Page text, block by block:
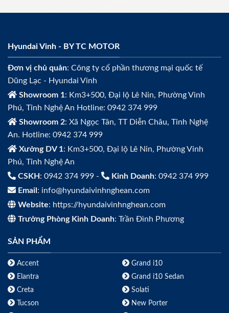
Hyundai Vinh - BY TC MOTOR
Đơn vị chủ quản: Công ty cổ phần thương mại quốc tế
Dũng Lạc - Hyundai Vinh
Showroom 1: Km3+500, Đại lộ Lê Nin, Phường Vinh
Phú, Tỉnh Nghệ An Hotline: 0942 374 999
Showroom 2: Xã Ngọc Tân, TT Diễn Châu, Tỉnh Nghệ
An. Hotline: 0942 374 999
Xưởng DV 1: Km3+500, Đại lộ Lê Nin, Phường Vinh
Phú, Tỉnh Nghệ An
CSKH : 0942 374 999 - Kinh Doanh: 0942 374 999
Email : info@hyundaivinhnghean.com
Website: https://hyundaivinhnghean.com
Trưởng Phòng Kinh Doanh: Trần Đình Phương
SẢN PHẨM
Accent
Elantra
Creta
Tucson
Grand i10
Grand i10 Sedan
Solati
New Porter